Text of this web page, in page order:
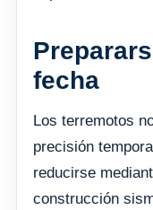
fecha
Los terremotos
precisión
reducirse
construcción